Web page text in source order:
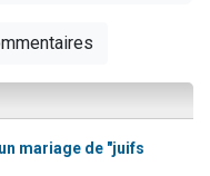
mariage de "juifs